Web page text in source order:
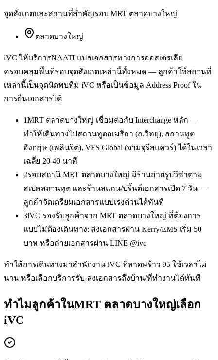
จุดสังเกตและสถานที่สำคัญรอบ MRT ตลาดบางใหญ่
ตลาดบางใหญ่
iVC ให้บริการNAATI แปลเอกสารทางการออสเตรเลีย
ครอบคลุมพื้นที่รอบจุดสังเกตเหล่านี้ทั้งหมด — ลูกค้าใช้สถานที่
เหล่านี้เป็นจุดนัดพบทีม iVC หรือเป็นข้อมูล Address Proof ใน
การยื่นเอกสารได้
1MRT ตลาดบางใหญ่ เชื่อมต่อกับ Interchange หลัก —
ทำให้เดินทางไปสถานทูตอเมริกา (ถ.วิทยุ), สถานทูต
อังกฤษ (เพลินจิต), VFS Global (จามจุรีสแควร์) ได้ในเวลา
เฉลี่ย 20-40 นาที
2รอบสถานี MRT ตลาดบางใหญ่ มีร้านถ่ายรูปวีซ่าตาม
สเปคสถานทูต และร้านสแกน/ปริ้นต์เอกสารเปิด 7 วัน —
ลูกค้าจัดเตรียมเอกสารแบบเร่งด่วนได้ทันที
3iVC รองรับลูกค้าจาก MRT ตลาดบางใหญ่ ที่ต้องการ
แบบไม่ต้องเดินทาง: ส่งเอกสารผ่าน Kerry/EMS เริ่ม 50
บาท หรือถ่ายเอกสารผ่าน LINE @ivc
ทำให้การเดินทางมาสำนักงาน iVC ที่ลาดพร้าว 95 ใช้เวลาไม่
นาน หรือเลือกบริการรับ-ส่งเอกสารถึงบ้าน/ที่ทำงานได้ทันที
ทำไมลูกค้าในMRT ตลาดบางใหญ่เลือก
iVC